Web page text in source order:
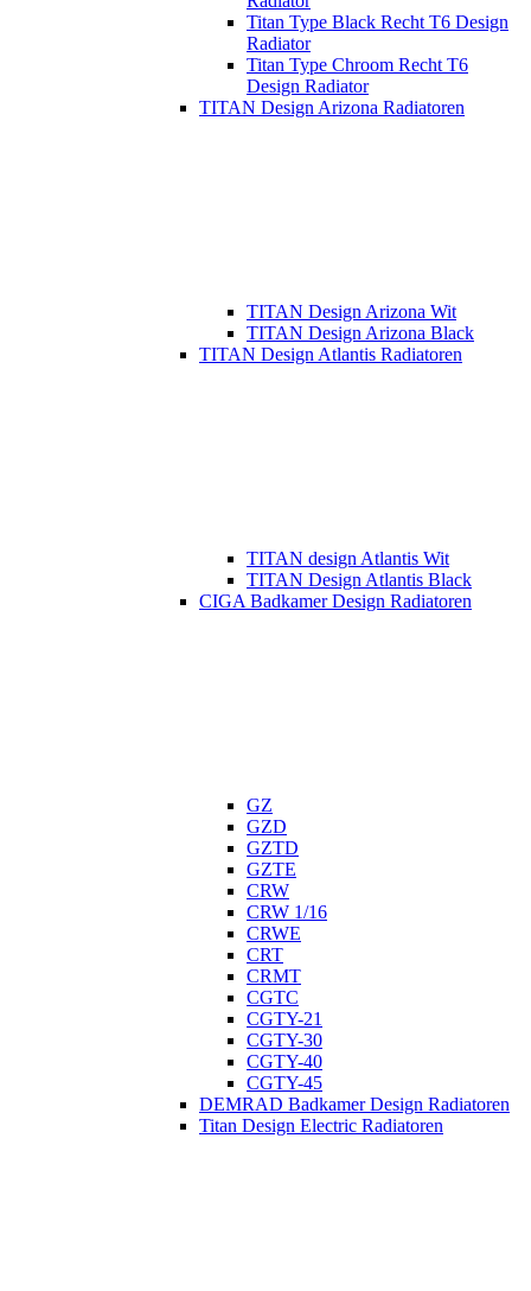
Titan Type Black Recht T6 Design
Radiator
Titan Type Chroom Recht T6
Design Radiator
TITAN Design Arizona Radiatoren
TITAN Design Arizona Wit
TITAN Design Arizona Black
TITAN Design Atlantis Radiatoren
TITAN design Atlantis Wit
TITAN Design Atlantis Black
CIGA Badkamer Design Radiatoren
GZ
GZD
GZTD
GZTE
CRW
CRW 1/16
CRWE
CRT
CRMT
CGTC
CGTY-21
CGTY-30
CGTY-40
CGTY-45
DEMRAD Badkamer Design Radiatoren
Titan Design Electric Radiatoren